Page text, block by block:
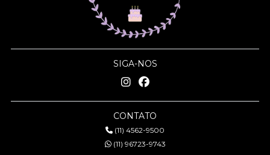
SIGA-NOS
CONTATO
(11) 4562-9500
(11) 96723-9743